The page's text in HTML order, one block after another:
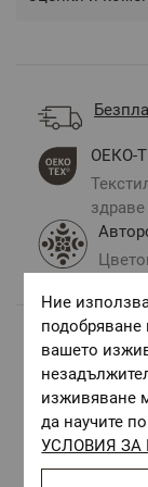
ОЕКО-
здраве
Ние
подобряване
вашето
изживяване
да научите
УСЛОВИЯ ЗА